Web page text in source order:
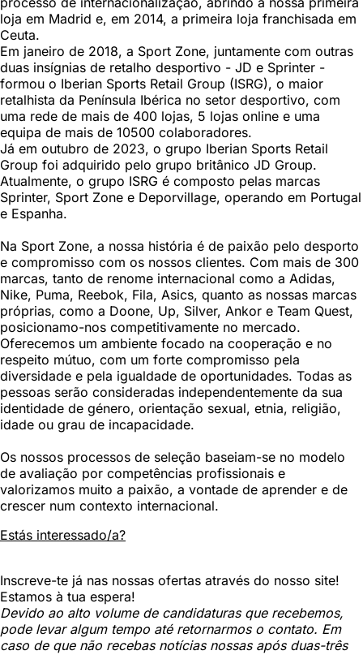
loja em Madrid e, em 2014, a primeira loja franchisada em
Ceuta.
Em janeiro de 2018, a Sport Zone, juntamente com outras
duas insígnias de retalho desportivo - JD e Sprinter -
formou o Iberian Sports Retail Group (ISRG), o maior
retalhista da Península Ibérica no setor desportivo, com
uma rede de mais de 400 lojas, 5 lojas online e uma
equipa de mais de 10500 colaboradores.
Já em outubro de 2023, o grupo Iberian Sports Retail
Group foi adquirido pelo grupo britânico JD Group.
Atualmente, o grupo ISRG é composto pelas marcas
Sprinter, Sport Zone e Deporvillage, operando em Portugal
e Espanha.
Na Sport Zone, a nossa história é de paixão pelo desporto
e compromisso com os nossos clientes. Com mais de 300
marcas, tanto de renome internacional como a Adidas,
Nike, Puma, Reebok, Fila, Asics, quanto as nossas marcas
próprias, como a Doone, Up, Silver, Ankor e Team Quest,
posicionamo-nos competitivamente no mercado.
Oferecemos um ambiente focado na cooperação e no
respeito mútuo, com um forte compromisso pela
diversidade e pela igualdade de oportunidades. Todas as
pessoas serão consideradas independentemente da sua
identidade de género, orientação sexual, etnia, religião,
idade ou grau de incapacidade.
Os nossos processos de seleção baseiam-se no modelo
de avaliação por competências profissionais e
valorizamos muito a paixão, a vontade de aprender e de
crescer num contexto internacional.
Estás interessado/a?
Inscreve-te já nas nossas ofertas através do nosso site!
Estamos à tua espera!
Devido ao alto volume de candidaturas que recebemos,
pode levar algum tempo até retornarmos o contato. Em
caso de que não recebas notícias nossas após duas-três